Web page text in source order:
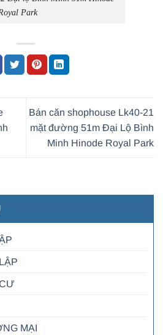
Park
Bán căn shophouse Lk40-21
mặt đường 51m Đại Lộ Bình
Minh Hinode Royal Park
MẠI